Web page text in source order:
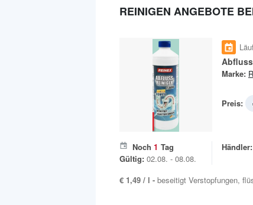
REINIGEN ANGEBOTE
Marke:
Preis:
Noch 1 Tag
Gültig: 02.08. - 08.08.
Händler:
€ 1,49 / l - beseitigt Verstopfungen,